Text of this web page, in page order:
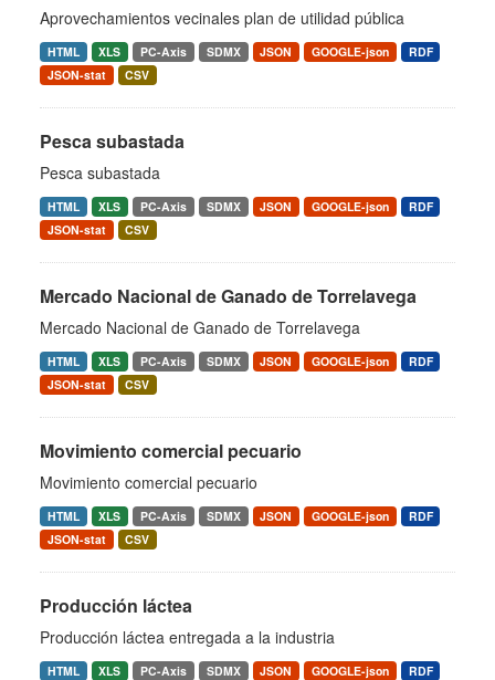
Aprovechamientos vecinales plan de utilidad pública
HTML XLS PC-Axis SDMX JSON GOOGLE-json
RDF
JSON-stat
CSV
Pesca subastada
Pesca subastada
HTML XLS PC-Axis SDMX JSON GOOGLE-json
RDF
JSON-stat
CSV
Mercado Nacional de Ganado de Torrelavega
Mercado Nacional de Ganado de Torrelavega
HTML XLS PC-Axis SDMX JSON GOOGLE-json
RDF
JSON-stat
CSV
Movimiento comercial pecuario
Movimiento comercial pecuario
HTML XLS PC-Axis SDMX JSON GOOGLE-json
RDF
JSON-stat
CSV
Producción láctea
Producción láctea entregada a la industria
HTML XLS PC-Axis SDMX JSON GOOGLE-json
RDF